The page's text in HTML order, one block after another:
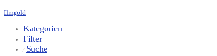
Ilmgold
Kategorien
Filter
⁄ Suche